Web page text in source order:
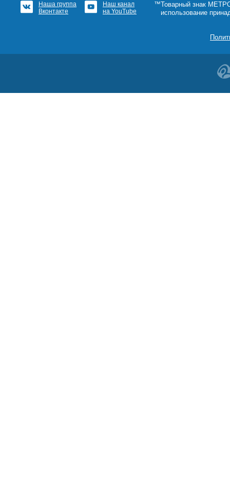
Наша группа
Вконтакте
Наш канал
на YouTube
™Товарный знак
использование